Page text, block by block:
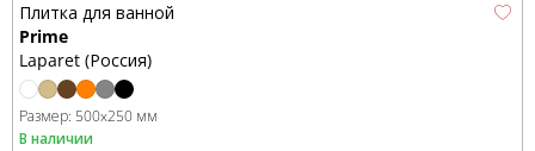
Плитка для ванной
Prime
Laparet (Россия)
Размер: 500x250 мм
В наличии